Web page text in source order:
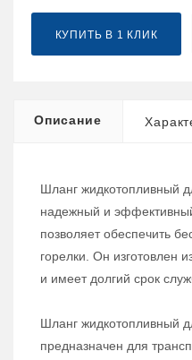
КУПИТЬ В 1 КЛИК
Описание
Шланг жидкотопливный
надежный и
позволяет обеспечить
горелки. Он изготовлен
и имеет долгий срок
Шланг жидкотопливный
предназначен для